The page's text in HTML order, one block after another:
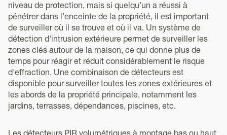
niveau de protection, mais si quelqu’un a réussi à
pénétrer dans l’enceinte de la propriété, il est important
de surveiller où il se trouve et où il va. Un système de
détection d'intrusion extérieure permet de surveiller les
zones clés autour de la maison, ce qui donne plus de
temps pour réagir et réduit considérablement le risque
d'effraction. Une combinaison de détecteurs est
disponible pour surveiller toutes les zones extérieures et
les abords de la propriété principale, notamment les
jardins, terrasses, dépendances, piscines, etc.